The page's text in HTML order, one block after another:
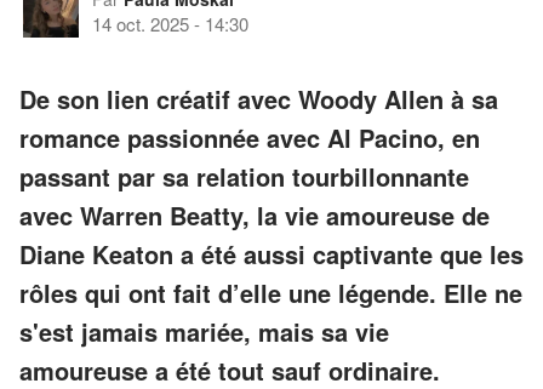
14 oct. 2025- 14:30
De son lien créatif avec Woody Allen à sa
romance passionnée avec Al Pacino, en
passant par sa relation tourbillonnante
avec Warren Beatty, la vie amoureuse de
Diane Keaton a été aussi captivante que les
rôles qui ont fait d’elle une légende. Elle ne
s'est jamais mariée, mais sa vie
amoureuse a été tout sauf ordinaire.